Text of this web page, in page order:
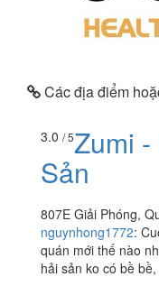
Các địa điểm
3.0 / 5Zumi
Sản
807E Giải Phóng,
nguynhong1772:
quán mới thế nào
hải sản ko có bề